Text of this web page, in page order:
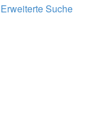
Erweiterte Suche